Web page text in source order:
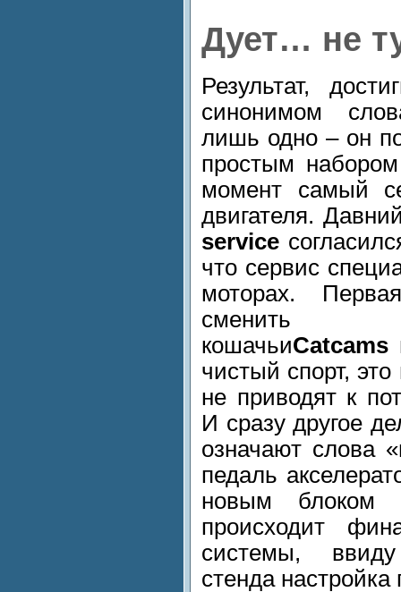
Дует… не
Результат,
синонимом
лишь одно – он
простым
момент самый
двигателя.
service
что сервис
моторах.
сменить
кошачьиCatcams
чистый спорт,
не приводят к
И сразу другое
означают слова
педаль
новым блоком
происходит
системы,
стенда